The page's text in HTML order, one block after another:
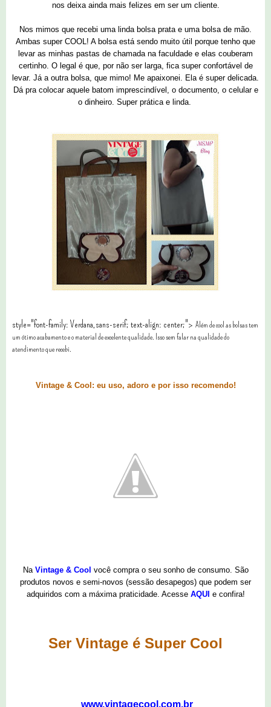
nos deixa ainda mais felizes em ser um cliente.
Nos mimos que recebi uma linda bolsa prata e uma bolsa de mão.
Ambas super COOL! A bolsa está sendo muito útil porque tenho que
levar as minhas pastas de chamada na faculdade e elas couberam
certinho. O legal é que, por não ser larga, fica super confortável de
levar. Já a outra bolsa, que mimo! Me apaixonei. Ela é super delicada.
Dá pra colocar aquele batom imprescindível, o documento, o celular e
o dinheiro. Super prática e linda.
style="font-family: Verdana,sans-serif; text-align: center;"> Além de cool as bolsas tem
um ótimo acabamento e o material de excelente qualidade. Isso sem falar na qualidade do
atendimento que recebi.
Vintage & Cool: eu uso, adoro e por isso recomendo!
Na Vintage & Cool você compra o seu sonho de consumo. São
produtos novos e semi-novos (sessão desapegos) que podem ser
adquiridos com a máxima praticidade. Acesse AQUI e confira!
Ser Vintage é Super Cool
www.vintagecool.com.br